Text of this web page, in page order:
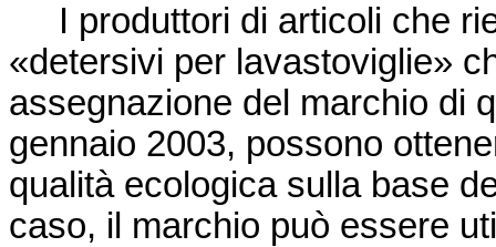
I produttori di articoli che
«detersivi per lavastoviglie»
assegnazione del marchio di
gennaio 2003, possono
qualità ecologica sulla base
caso, il marchio può essere